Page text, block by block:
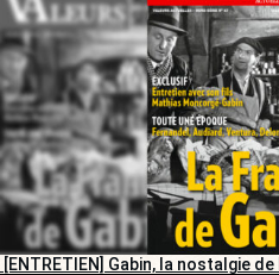
[ENTRETIEN] Gabin, la nostalgie de